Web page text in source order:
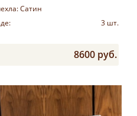
Сатин
3 шт.
8600 руб.